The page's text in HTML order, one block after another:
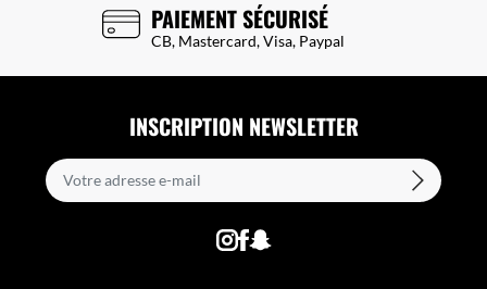
PAIEMENT SÉCURISÉ
CB, Mastercard, Visa, Paypal
INSCRIPTION NEWSLETTER